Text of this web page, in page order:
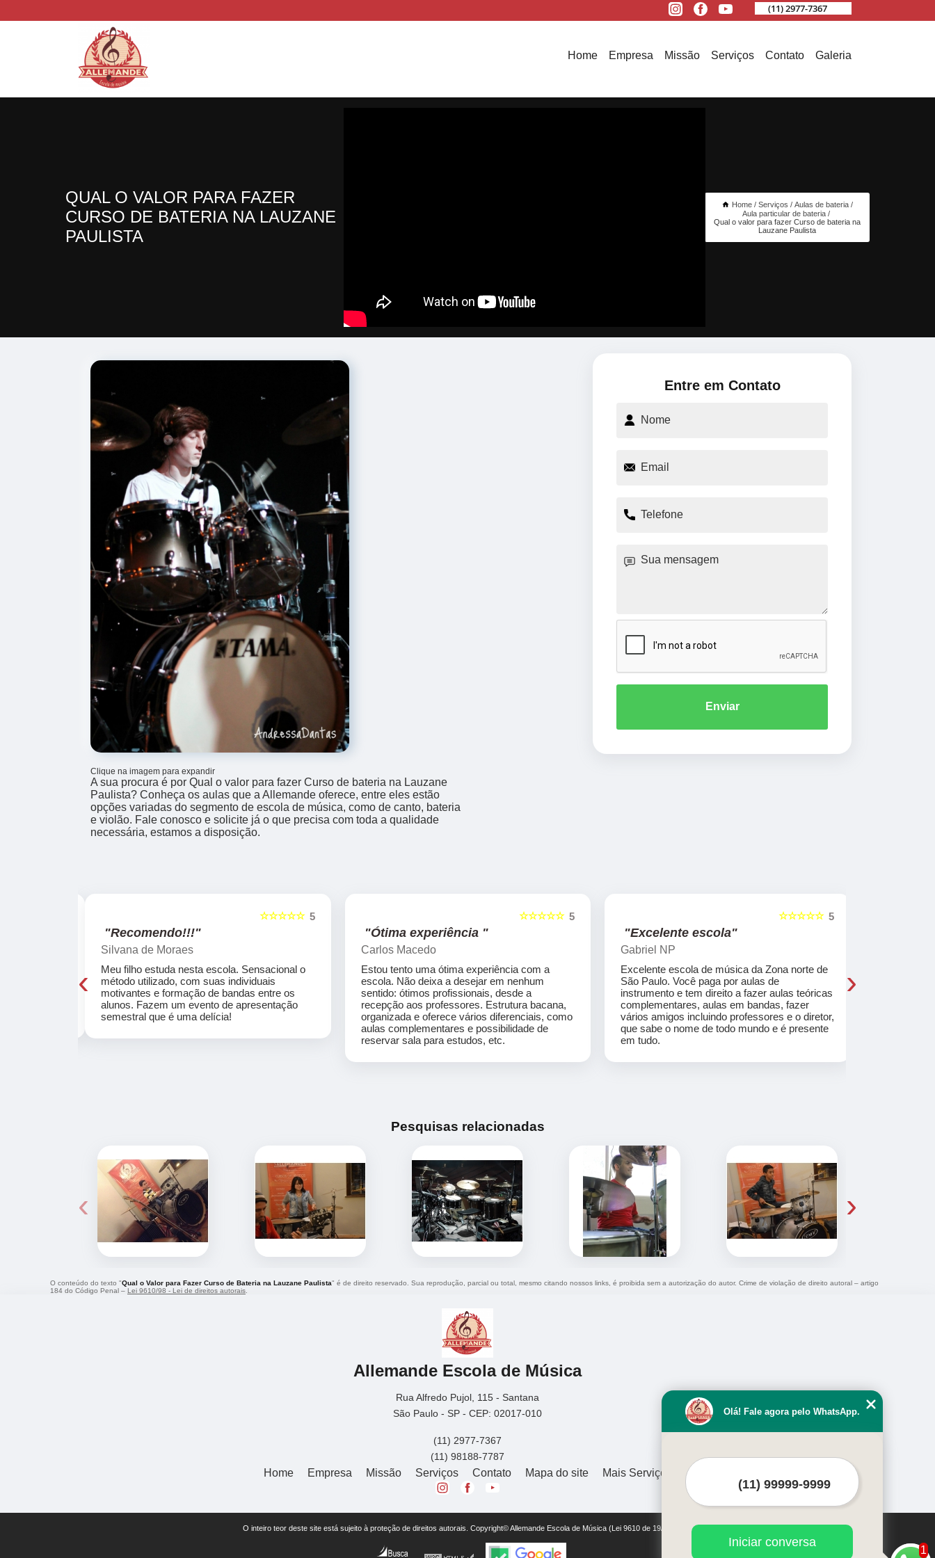
(11) 2977-7367
Home Empresa Missão Serviços Contato Galeria
QUAL O VALOR PARA FAZER
CURSO DE BATERIA NA LAUZANE
PAULISTA
Home Serviços
Aulas de bateria
Aula particular de bateria
Qual o valor para fazer Curso de bateria na
Lauzane Paulista
Clique na imagem para expandir
A sua procura é por Qual o valor para fazer Curso de bateria na Lauzane
Paulista? Conheça os aulas que a Allemande oferece, entre eles estão
opções variadas do segmento de escola de música, como de canto, bateria
e violão. Fale conosco e solicite já o que precisa com toda a qualidade
necessária, estamos a disposição.
Entre em Contato
Enviar
5
☆☆☆☆☆
"Recomendo!!!"
Silvana de Moraes
Meu filho estuda nesta escola. Sensacional o
método utilizado, com suas individuais
motivantes e formação de bandas entre os
alunos. Fazem um evento de apresentação
semestral que é uma delícia!
5
☆☆☆☆☆
"Ótima experiência "
Carlos Macedo
Estou tento uma ótima experiência com a
escola. Não deixa a desejar em nenhum
sentido: ótimos profissionais, desde a
recepção aos professores. Estrutura bacana,
organizada e oferece vários diferenciais, como
aulas complementares e possibilidade de
reservar sala para estudos, etc.
5
☆☆☆☆☆
"Excelente escola"
Gabriel NP
Excelente escola de música da Zona norte de
São Paulo. Você paga por aulas de
instrumento e tem direito a fazer aulas teóricas
complementares, aulas em bandas, fazer
vários amigos incluindo professores e o diretor,
que sabe o nome de todo mundo e é presente
em tudo.
‹ ›
Pesquisas relacionadas
‹ ›
O conteúdo do texto "Qual o Valor para Fazer Curso de Bateria na Lauzane Paulista" é de direito reservado. Sua reprodução, parcial ou total, mesmo citando nossos links, é proibida sem a autorização do autor. Crime de violação de direito autoral – artigo
184 do Código Penal – Lei 9610/98 - Lei de direitos autorais
Allemande Escola de Música
Rua Alfredo Pujol, 115 - Santana
São Paulo - SP - CEP: 02017-010
(11) 2977-7367
(11) 98188-7787
Home Empresa Missão Serviços Contato Mapa do site Mais Serviços
O inteiro teor deste site está sujeito à proteção de direitos autorais. Copyright© Allemande Escola de Música (Lei 9610 de 19/02/1998)
1
Olá! Fale agora pelo WhatsApp.
Iniciar conversa